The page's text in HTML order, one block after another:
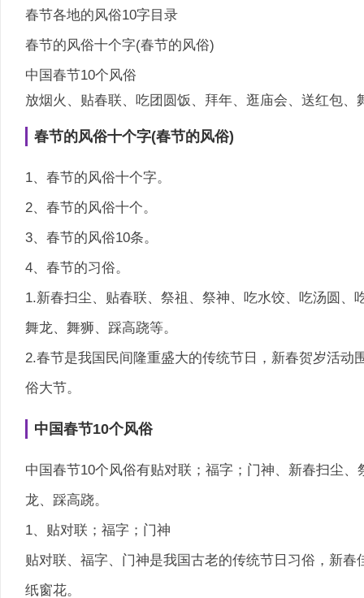
春节各地的风俗10字目录
春节的风俗十个字(春节的风俗)
中国春节10个风俗
放烟火、贴春联、吃团圆饭、拜年、逛庙会、送红包
春节的风俗十个字(春节的风俗)
1、春节的风俗十个字。
2、春节的风俗十个。
3、春节的风俗10条。
4、春节的习俗。
1.新春扫尘、贴春联、祭祖、祭神、吃水饺、吃汤圆
舞龙、舞狮、踩高跷等。
2.春节是我国民间隆重盛大的传统节日，新春贺岁活
俗大节。
中国春节10个风俗
中国春节10个风俗有贴对联；福字；门神、新春扫尘
龙、踩高跷。
1、贴对联；福字；门神
贴对联、福字、门神是我国古老的传统节日习俗，新
纸窗花。